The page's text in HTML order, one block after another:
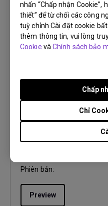
nhấn “Chấp nhận Cookie”,
thiết” để từ chối các công
tuỳ chỉnh Cài đặt cookie
thêm thông tin, vui lòng
Cookie vàChính sách bảo
Chỉ
Chấp
Phiên bản:
Preview
Ngôn ngữ:English
Phiên bản:
Preview